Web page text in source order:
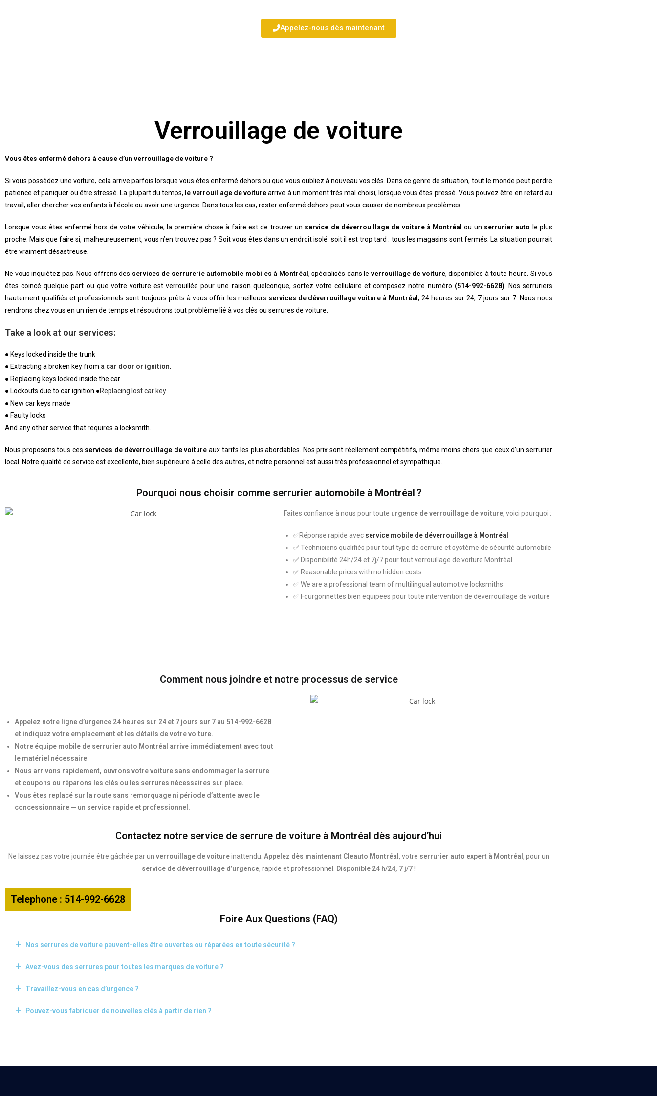
Appelez-nous dès maintenant
Verrouillage de voiture​
Vous êtes enfermé dehors à cause d’un verrouillage de voiture ?
Si vous possédez une voiture, cela arrive parfois lorsque vous êtes enfermé dehors ou que vous oubliez à nouveau vos clés. Dans ce genre de situation, tout le monde peut perdre
patience et paniquer ou être stressé. La plupart du temps, le verrouillage de voiturearrive à un moment très mal choisi, lorsque vous êtes pressé. Vous pouvez être en retard au
travail, aller chercher vos enfants à l’école ou avoir une urgence. Dans tous les cas, rester enfermé dehors peut vous causer de nombreux problèmes.
Lorsque vous êtes enfermé hors de votre véhicule, la première chose à faire est de trouver un service de déverrouillage de voiture à Montréal ou un serrurier auto le plus
proche. Mais que faire si, malheureusement, vous n’en trouvez pas ? Soit vous êtes dans un endroit isolé, soit il est trop tard : tous les magasins sont fermés. La situation pourrait
être vraiment désastreuse.
Ne vous inquiétez pas. Nous offrons des services de serrurerie automobile mobiles à Montréal , spécialisés dans le verrouillage de voiture, disponibles à toute heure. Si vous
êtes coincé quelque part ou que votre voiture est verrouillée pour une raison quelconque, sortez votre cellulaire et composez notre numéro (514-992-6628) . Nos serruriers
hautement qualifiés et professionnels sont toujours prêts à vous offrir les meilleurs services de déverrouillage voiture à Montréal, 24 heures sur 24, 7 jours sur 7. Nous nous
rendrons chez vous en un rien de temps et résoudrons tout problème lié à vos clés ou serrures de voiture.
Take a look at our services:
● Keys locked inside the trunk
● Extracting a broken key from a car door or ignition
● Replacing keys locked inside the car
● Lockouts due to car ignition ●Replacing lost car key
● New car keys made
● Faulty locks
And any other service that requires a locksmith.
Nous proposons tous ces services de déverrouillage de voiture aux tarifs les plus abordables. Nos prix sont réellement compétitifs, même moins chers que ceux d’un serrurier
local. Notre qualité de service est excellente, bien supérieure à celle des autres, et notre personnel est aussi très professionnel et sympathique.
Pourquoi nous choisir comme serrurier automobile à Montréal ?
Faites confiance à nous pour toute urgence de verrouillage de voiture, voici pourquoi :
✅Réponse rapide avec service mobile de déverrouillage à Montréal
✅ Techniciens qualifiés pour tout type de serrure et système de sécurité automobile
✅ Disponibilité 24h/24 et 7j/7 pour tout verrouillage de voiture Montréal
✅ Reasonable prices with no hidden costs
✅ We are a professional team of multilingual automotive locksmiths
✅ Fourgonnettes bien équipées pour toute intervention de déverrouillage de voiture
Comment nous joindre et notre processus de service
Appelez notre ligne d’urgence 24 heures sur 24 et 7 jours sur 7 au 514-992-6628
et indiquez votre emplacement et les détails de votre voiture.
Notre équipe mobile de serrurier auto Montréal arrive immédiatement avec tout
le matériel nécessaire.
Nous arrivons rapidement, ouvrons votre voiture sans endommager la serrure
et coupons ou réparons les clés ou les serrures nécessaires sur place.
Vous êtes replacé sur la route sans remorquage ni période d’attente avec le
concessionnaire — un service rapide et professionnel.
Contactez notre service de serrure de voiture à Montréal dès aujourd’hui
Ne laissez pas votre journée être gâchée par un verrouillage de voitureinattendu. Appelez dès maintenant Cleauto Montréal , votre serrurier auto expert à Montréal , pour un
service de déverrouillage d’urgence, rapide et professionnel. Disponible 24 h/24, 7 j/7!
Telephone : 514-992-6628
Foire Aux Questions (FAQ)
Nos serrures de voiture peuvent-elles être ouvertes ou réparées en toute sécurité ?
Avez-vous des serrures pour toutes les marques de voiture ?
Travaillez-vous en cas d’urgence ?
Pouvez-vous fabriquer de nouvelles clés à partir de rien ?